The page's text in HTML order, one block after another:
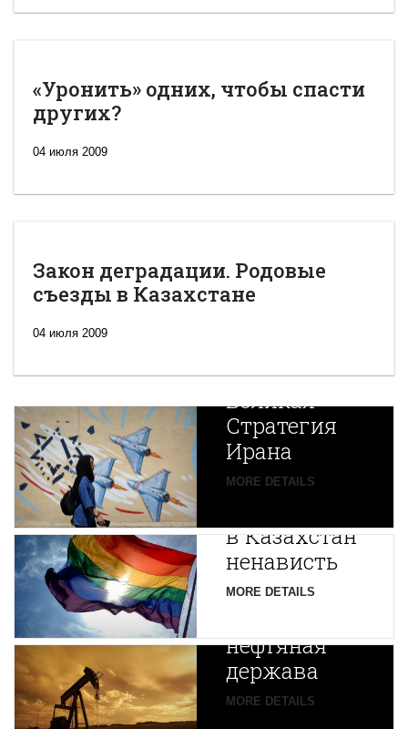
«Уронить» одних, чтобы спасти
других?
04 июля 2009
Закон деградации. Родовые
съезды в Казахстане
04 июля 2009
Новая
Великая
Стратегия
Ирана
MORE DETAILS
Путин
в Казахстан
ненависть
MORE DETAILS
Центральной
Азии
зарождается
нефтяная
держава
MORE DETAILS